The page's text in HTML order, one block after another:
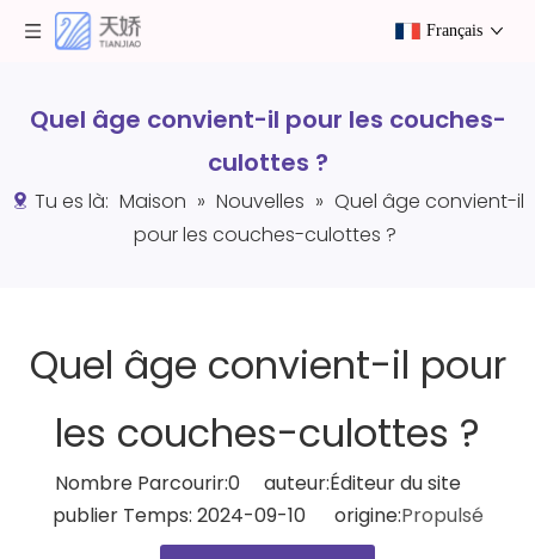
Français
Quel âge convient-il pour les couches-
culottes ?
Tu es là: Maison » Nouvelles » Quel âge convient-il
pour les couches-culottes ?
Quel âge convient-il pour
les couches-culottes ?
Nombre Parcourir:0 auteur:Éditeur du site
publier Temps: 2024-09-10 origine:Propulsé